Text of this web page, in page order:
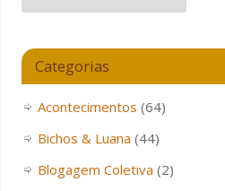
Categorias
Acontecimentos (64)
Bichos & Luana (44)
Blogagem Coletiva (2)